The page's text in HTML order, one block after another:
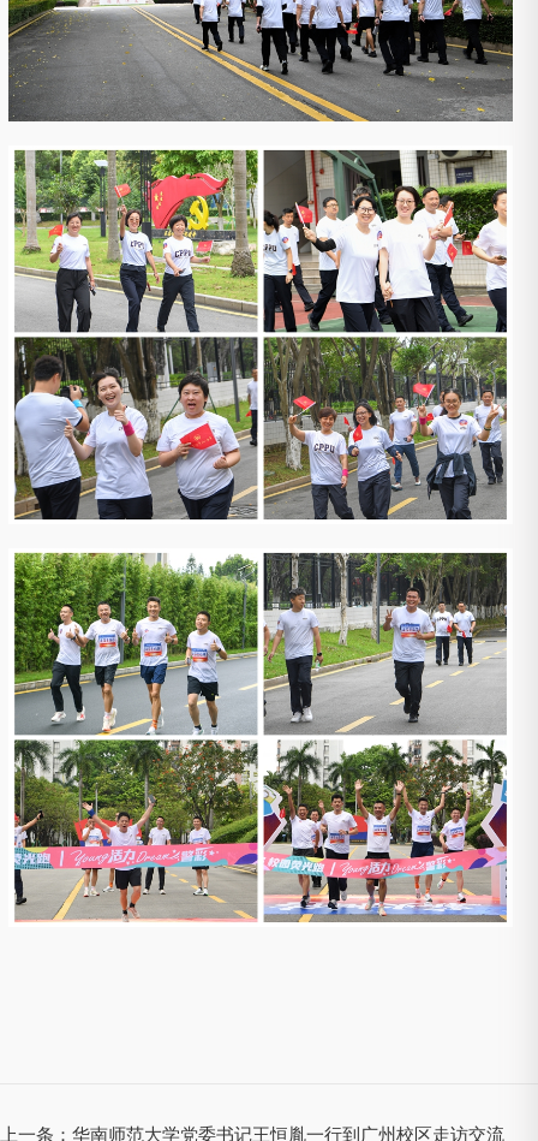
上一条： 华南师范大学党委书记王恒胤一行到广州校区走访交流